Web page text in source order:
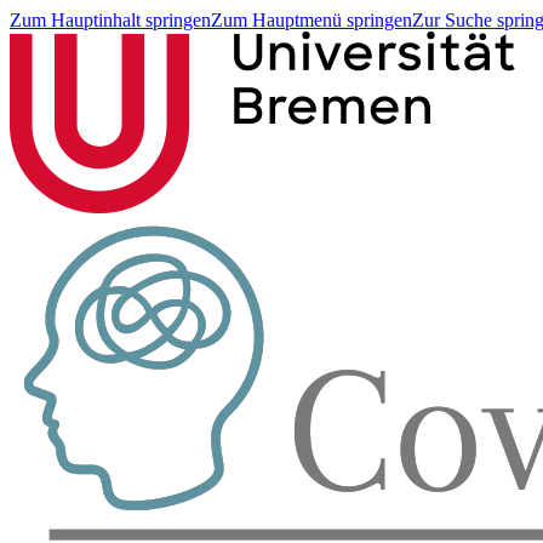
Zum Hauptinhalt springenZum Hauptmenü springenZur Suche